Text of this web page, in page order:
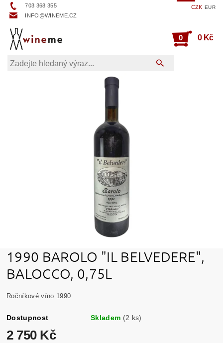
703 368 355
INFO@WINEME.CZ
CZK EUR
0 0 Kč
1990 BAROLO "IL BELVEDERE",
BALOCCO, 0,75L
Ročníkové víno 1990
Dostupnost Skladem (2 ks)
2 750 Kč